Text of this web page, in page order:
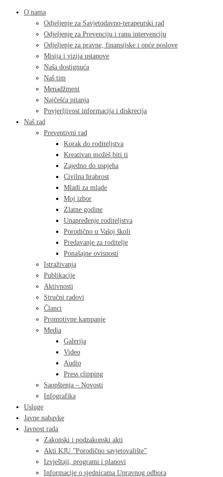
O nama
Odjeljenje za Savjetodavno-terapeutski rad
Odjeljenje za Prevenciju i ranu intervenciju
Odjeljenje za pravne, finansijske i opće poslove
Misija i vizija ustanove
Naša dostignuća
Naš tim
Menadžment
Najčešća pitanja
Povjerljivost informacija i diskrecija
Naš rad
Preventivni rad
Korak do roditeljstva
Kreativan možeš biti ti
Zajedno do uspjeha
Civilna hrabrost
Mladi za mlade
Moj izbor
Zlatne godine
Unapređenje roditeljstva
Porodično u Vašoj školi
Predavanje za roditelje
Ponašajne ovisnosti
Istraživanja
Publikacije
Aktivnosti
Stručni radovi
Članci
Promotivne kampanje
Media
Galerija
Video
Audio
Press clipping
Saopštenja – Novosti
Infografika
Usluge
Javne nabavke
Javnost rada
Zakonski i podzakonski akti
Akti KJU ”Porodično savjetovalište”
Izvještaji, programi i planovi
Informacije o sjednicama Upravnog odbora